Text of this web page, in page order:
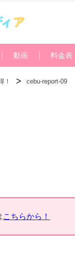
動画 料金表
！ cebu-report-09
こちらから！